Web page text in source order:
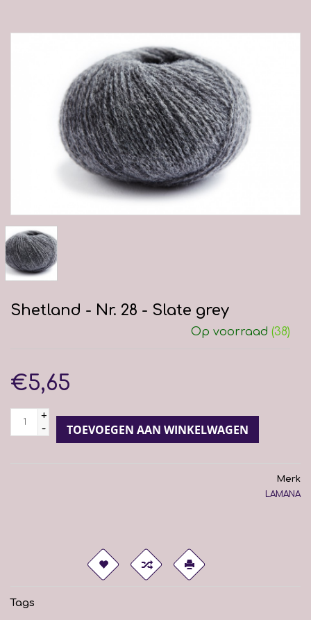
Shetland - Nr. 28 - Slate grey
Op voorraad (38)
€5,65
+
-
TOEVOEGEN AAN WINKELWAGEN
Merk
LAMANA
Tags